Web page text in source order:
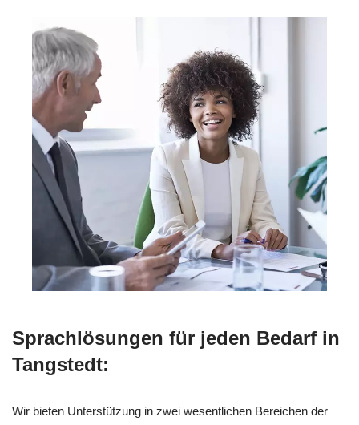
Sprachlösungen für jeden Bedarf in
Tangstedt:
Wir bieten Unterstützung in zwei wesentlichen Bereichen der